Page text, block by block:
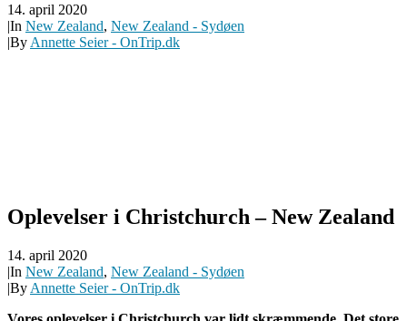
14. april 2020
|In New Zealand, New Zealand - Sydøen
|By Annette Seier - OnTrip.dk
Oplevelser i Christchurch – New Zealand
14. april 2020
|In New Zealand, New Zealand - Sydøen
|By Annette Seier - OnTrip.dk